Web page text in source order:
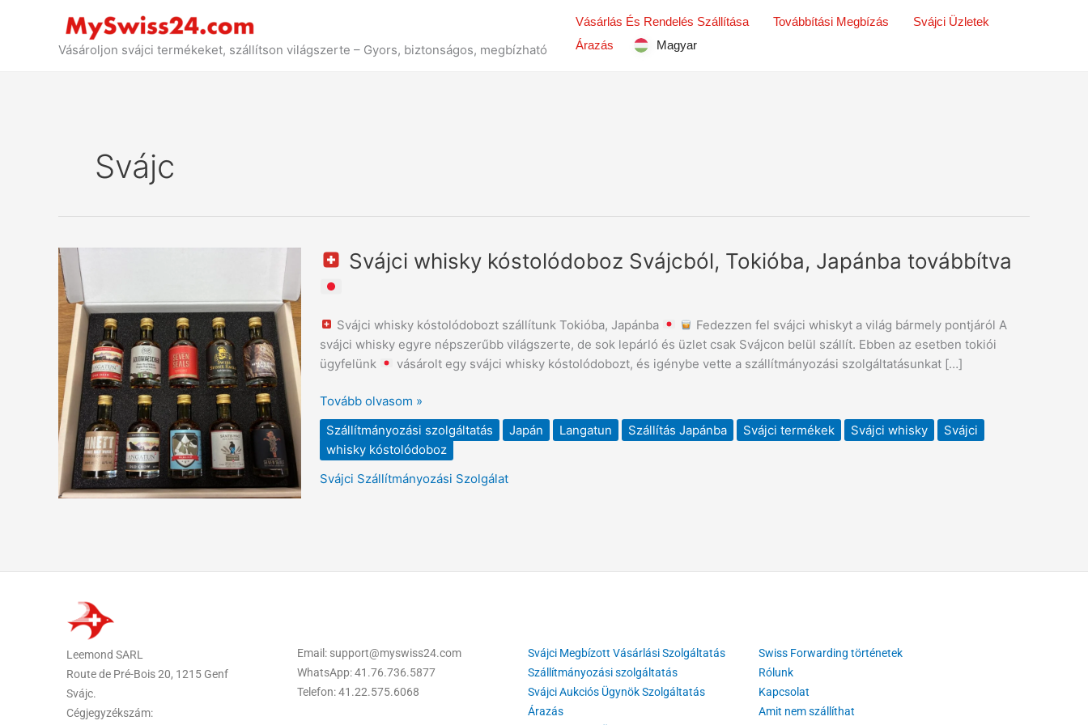
tartalomhozVásároljon svájci termékeket, szállítson világszerte – Gyors, biztonságos, megbízható
Vásárlás És Rendelés Szállítása Továbbítási Megbízás
Svájci Üzletek
Árazás
Magyar
Svájc
Svájci whisky kóstolódoboz Svájcból, Tokióba, Japánba továbbítva
Svájci whisky kóstolódobozt szállítunk Tokióba, Japánba
Fedezzen fel svájci whiskyt a világ bármely pontjáról A
svájci whisky egyre népszerűbb világszerte, de sok lepárló és üzlet csak Svájcon belül szállít. Ebben az esetben tokiói
ügyfelünk
vásárolt egy svájci whisky kóstolódobozt, és igénybe vette a szállítmányozási szolgáltatásunkat […]
whisky
küldtek
Svájcból
Tokióba,
Tovább olvasom »
Szállítmányozási szolgáltatás
Japán Langatun Szállítás Japánba Svájci termékek Svájci whisky
Svájci
whisky kóstolódoboz
Svájci Szállítmányozási Szolgálat
Leemond SARL
Route de Pré-Bois 20, 1215 Genf
Svájc.
Cégjegyzékszám:
Email: support@myswiss24.com
WhatsApp: 41.76.736.5877
Telefon: 41.22.575.6068
Svájci Megbízott Vásárlási Szolgáltatás
Szállítmányozási szolgáltatás
Svájci Aukciós Ügynök Szolgáltatás
Árazás
Swiss Forwarding történetek
Rólunk
Kapcsolat
Amit nem szállíthat